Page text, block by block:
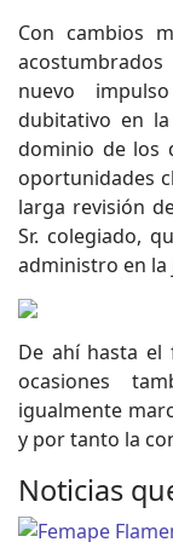
Con cambios
nuevo
dubitativo en
dominio de los
oportunidades
larga revisión
Sr. colegiado,
administro en la
De ahí hasta
ocasiones
igualmente
y por tanto la
Noticias